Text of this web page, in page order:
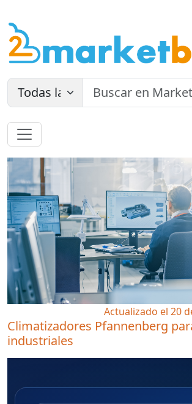
Actualizado el 20
Climatizadores Pfannenberg
industriales